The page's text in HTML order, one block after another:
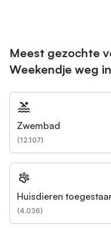
Meest gezochte
Weekendje weg
Zwembad
(12.107)
Huisdieren
(4.036)